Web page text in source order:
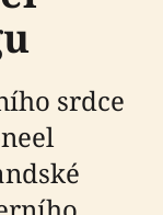
srdce